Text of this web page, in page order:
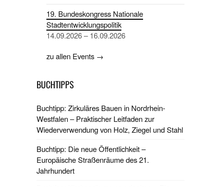
19. Bundeskongress Nationale
Stadtentwicklungspolitik
14.09.2026 – 16.09.2026
zu allen Events →
BUCHTIPPS
Buchtipp: Zirkuläres Bauen in Nordrhein-
Westfalen – Praktischer Leitfaden zur
Wiederverwendung von Holz, Ziegel und Stahl
Buchtipp: Die neue Öffentlichkeit –
Europäische Straßenräume des 21.
Jahrhundert